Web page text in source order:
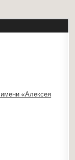
имени «Алексея